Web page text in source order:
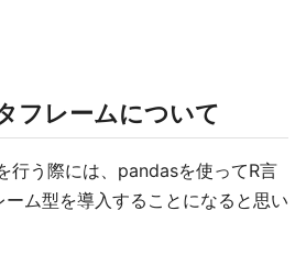
フレームについて
行う際には、pandasを使ってR言
ム型を導入することになると思い